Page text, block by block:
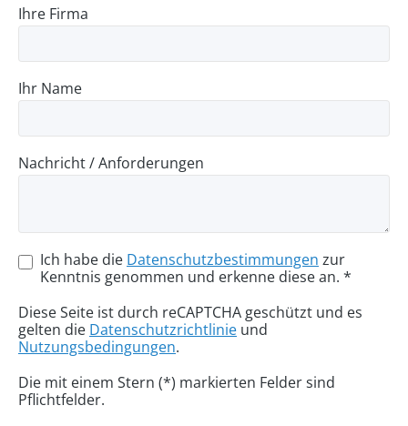
Ihre Firma
Ihr Name
Nachricht / Anforderungen
Ich habe die Datenschutzbestimmungen zur
Kenntnis genommen und erkenne diese an. *
Diese Seite ist durch reCAPTCHA geschützt und es
gelten die Datenschutzrichtlinie und
Nutzungsbedingungen.
Die mit einem Stern (*) markierten Felder sind
Pflichtfelder.